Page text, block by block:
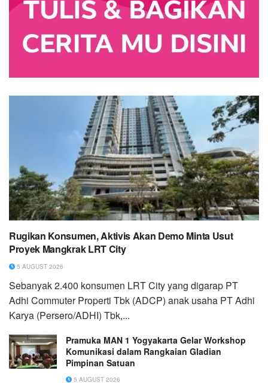
Rugikan Konsumen, Aktivis Akan Demo Minta Usut
Proyek Mangkrak LRT City
5 AUGUST 2026
Sebanyak 2.400 konsumen LRT City yang digarap PT
Adhi Commuter Properti Tbk (ADCP) anak usaha PT Adhi
Karya (Persero/ADHI) Tbk,...
Pramuka MAN 1 Yogyakarta Gelar Workshop
Komunikasi dalam Rangkaian Gladian
Pimpinan Satuan
5 AUGUST 2026